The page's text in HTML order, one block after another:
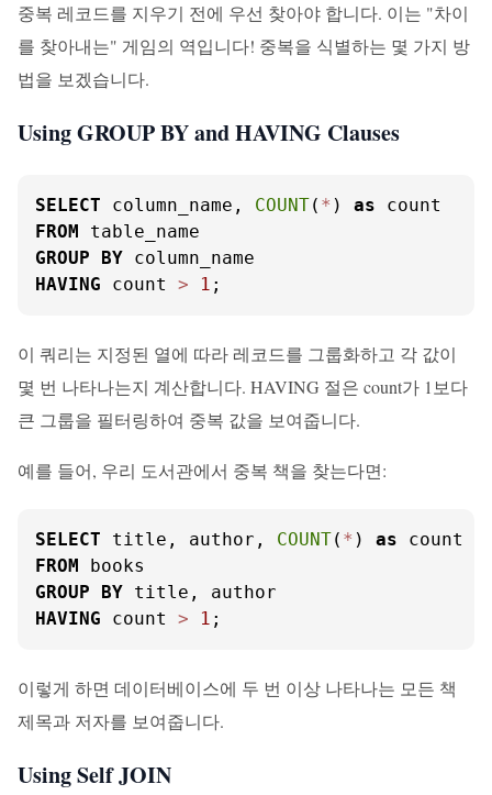
중복 레코드를 지우기 전에 우선 찾아야 합니다. 이는 "차이
를 찾아내는" 게임의 역입니다! 중복을 식별하는 몇 가지 방
법을 보겠습니다.
Using GROUP BY and HAVING Clauses
SELECT column_name, COUNT( * ) as
FROM
GROUP
BY
HAVING count > 1 ;
이 쿼리는 지정된 열에 따라 레코드를 그룹화하고 각 값이
몇 번 나타나는지 계산합니다. HAVING 절은 count가 1보다
큰 그룹을 필터링하여 중복 값을 보여줍니다.
예를 들어, 우리 도서관에서 중복 책을 찾는다면:
SELECT title, author, COUNT( * ) as
FROM
GROUP
BY
HAVING count > 1 ;
이렇게 하면 데이터베이스에 두 번 이상 나타나는 모든 책
제목과 저자를 보여줍니다.
Using Self JOIN